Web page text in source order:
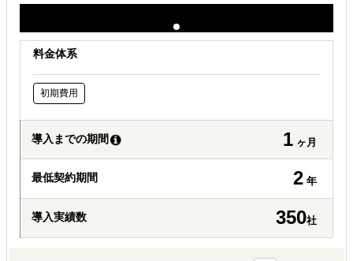
料金体系
初期費用
導入までの期間 1 ヶ月
最低契約期間 2 年
導入実績数 350社